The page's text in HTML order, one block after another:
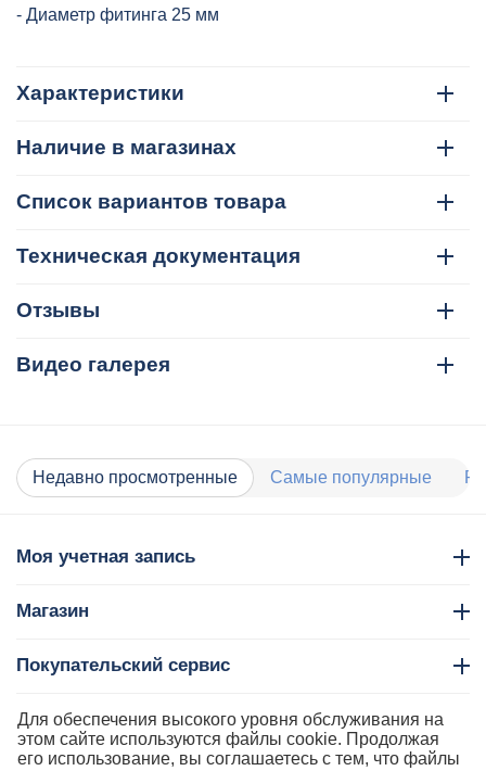
- Диаметр фитинга 25 мм
Характеристики
Наличие в магазинах
Список вариантов товара
Техническая документация
Отзывы
Видео галерея
Недавно просмотренные Самые популярные
Моя учетная запись
Магазин
Покупательский сервис
Контакты
Для обеспечения высокого уровня обслуживания на
этом сайте используются файлы cookie. Продолжая
его использование, вы соглашаетесь с тем, что файлы